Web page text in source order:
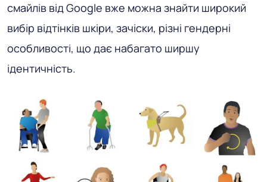
смайлів від Google вже можна знайти широкий
вибір відтінків шкіри, зачіски, різні гендерні
особливості, що дає набагато ширшу
ідентичність.